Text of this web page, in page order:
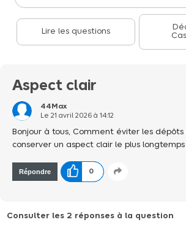
Lire les questions
Aspect clair
44Max
Le 21 avril 2026à 14:12
Bonjour à tous, Comment éviter les
conserver un aspect clair le plus longtemps
Répondre 0
Consulter les 2 réponses à la question